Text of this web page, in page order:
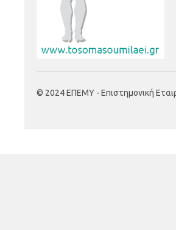
© 2024 ΕΠΕΜΥ - Επιστημονική